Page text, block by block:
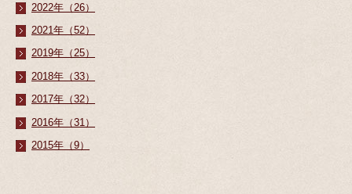
2022年（26）
2021年（52）
2019年（25）
2018年（33）
2017年（32）
2016年（31）
2015年（9）